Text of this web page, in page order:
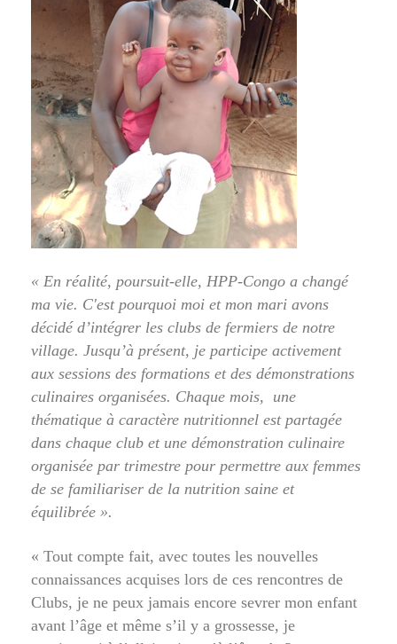
« En réalité, poursuit-elle, HPP-Congo a changé
ma vie. C'est pourquoi moi et mon mari avons
décidé d’intégrer les clubs de fermiers de notre
village. Jusqu’à présent, je participe activement
aux sessions des formations et des démonstrations
culinaires organisées. Chaque mois, une
thématique à caractère nutritionnel est partagée
dans chaque club et une démonstration culinaire
organisée par trimestre pour permettre aux femmes
de se familiariser de la nutrition saine et
équilibrée ».
« Tout compte fait, avec toutes les nouvelles
connaissances acquises lors de ces rencontres de
Clubs, je ne peux jamais encore sevrer mon enfant
avant l’âge et même s’il y a grossesse, je